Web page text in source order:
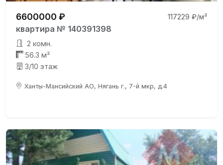
6600000 ₽ 117229 ₽/м²
квартира № 140391398
2 комн.
56.3 м²
3/10 этаж
Ханты-Мансийский АО, Нягань г., 7-й мкр, д.4